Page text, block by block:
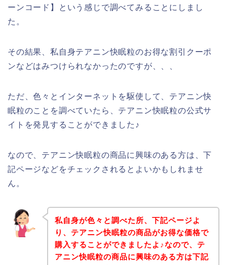
ーンコード】という感じで調べてみることにしまし
た。
その結果、私自身テアニン快眠粒のお得な割引クーポ
ンなどはみつけられなかったのですが、、、
ただ、色々とインターネットを駆使して、テアニン快
眠粒のことを調べていたら、テアニン快眠粒の公式サ
イトを発見することができました♪
なので、テアニン快眠粒の商品に興味のある方は、下
記ページなどをチェックされるとよいかもしれませ
ん。
私自身が色々と調べた所、下記ページよ
り、テアニン快眠粒の商品がお得な価格で
購入することができましたよ♪なので、テ
アニン快眠粒の商品に興味のある方は下記